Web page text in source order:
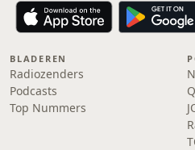
BLADEREN
Radiozenders
Podcasts
Top Nummers